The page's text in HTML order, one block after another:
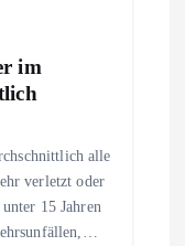
im
alle
verletzt oder
15 Jahren